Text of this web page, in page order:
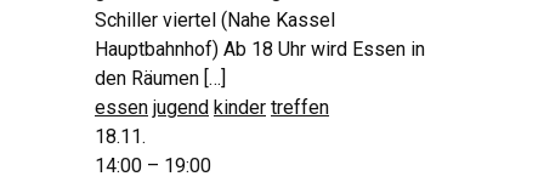
Schiller viertel (Nahe Kassel
Hauptbahnhof) Ab 18 Uhr wird Essen in
den Räumen […]
essen jugend kinder treffen
18.11.
14:00 – 19:00